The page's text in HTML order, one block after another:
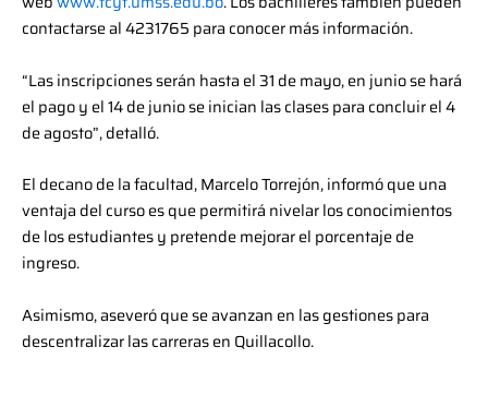
contactarse al 4231765 para conocer más información.
“Las inscripciones serán hasta el 31 de mayo, en junio se hará
el pago y el 14 de junio se inician las clases para concluir el 4
de agosto”, detalló.
El decano de la facultad, Marcelo Torrejón, informó que una
ventaja del curso es que permitirá nivelar los conocimientos
de los estudiantes y pretende mejorar el porcentaje de
ingreso.
Asimismo, aseveró que se avanzan en las gestiones para
descentralizar las carreras en Quillacollo.